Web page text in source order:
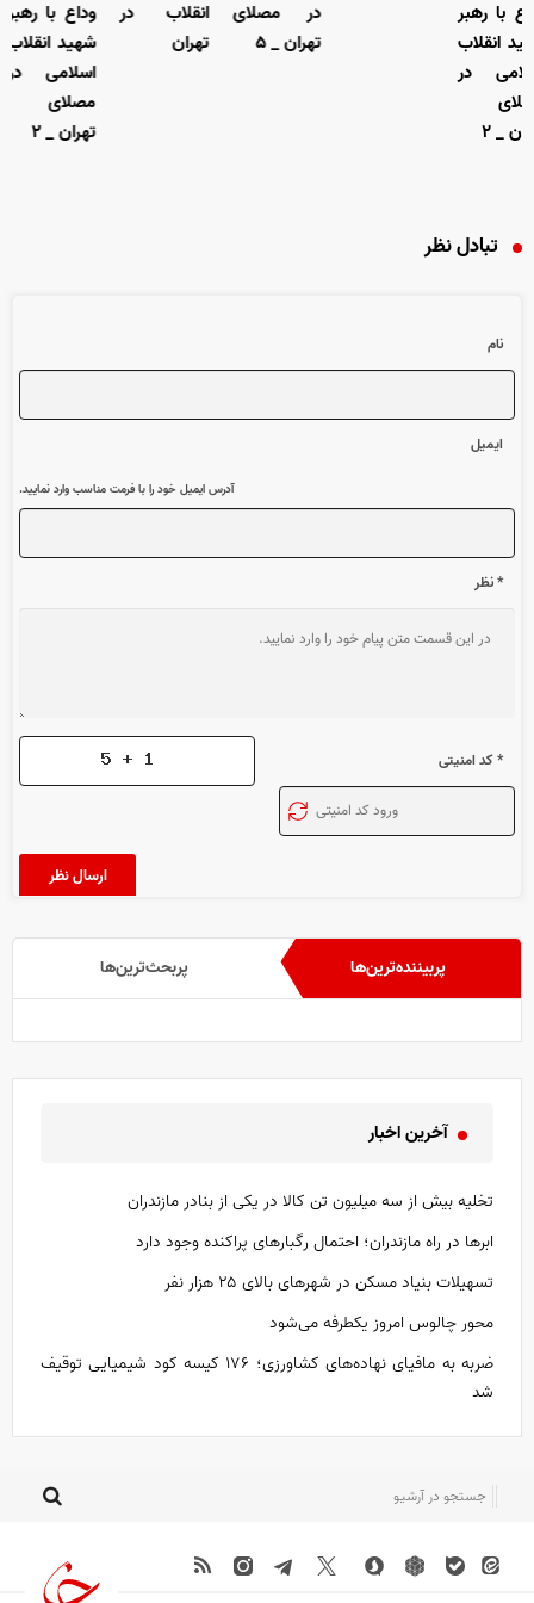
با رهبر
انقلاب
در
_ ۲
در مصلای
تهران _ ۵
انقلاب در
تهران
وداع با رهبر
شهید انقلاب
اسلامی در
مصلای
تهران _ ۲
تبادل نظر
نام
ایمیل
آدرس ایمیل خود را با فرمت مناسب وارد نمایید.
* نظر
* کد امنیتی
پربیننده‌ترین‌ها پربحث‌ترین‌ها
آخرین اخبار
تخلیه بیش از سه میلیون تن کالا در یکی از بنادر مازندران
ابر‌ها در راه مازندران؛ احتمال رگبار‌های پراکنده وجود دارد
تسهیلات بنیاد مسکن در شهر‌های بالای ۲۵ هزار نفر
محور چالوس امروز یکطرفه می‌شود
ضربه به مافیای نهاده‌های کشاورزی؛ ۱۷۶ کیسه کود شیمیایی توقیف
شد